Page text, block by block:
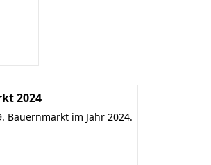
2024
Bauernmarkt im Jahr 2024.